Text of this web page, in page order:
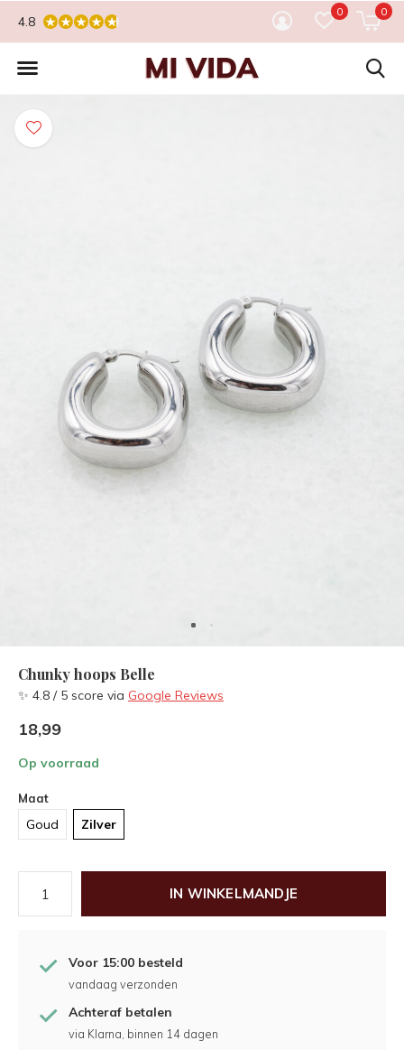
0 0
4.8
Chunky hoops Belle
✨ 4.8 / 5 score via Google Reviews
18,99
Op voorraad
Maat
Goud Zilver
IN WINKELMANDJE
Voor 15:00 besteld
vandaag verzonden
Achteraf betalen
via Klarna, binnen 14 dagen